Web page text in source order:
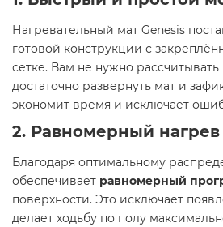
Нагревательный мат Genesis
готовой конструкции с
сетке. Вам не нужно рассчитывать
достаточно развернуть мат и
экономит время и исключает
2. Равномерный нагрев
Благодаря оптимальному
обеспечивает равномерный
поверхности. Это исключает
делает ходьбу по полу